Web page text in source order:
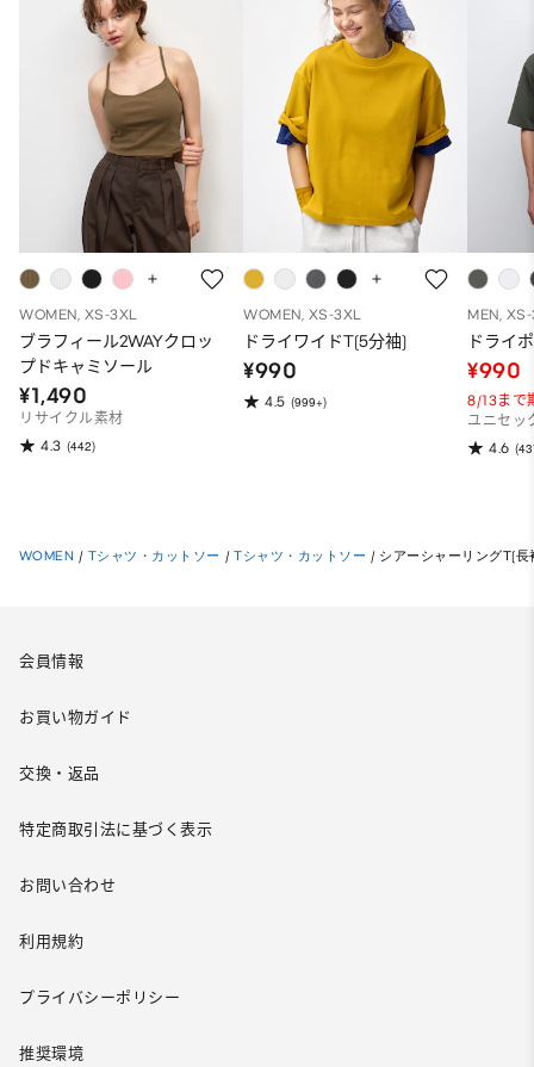
WOMEN, XS-3XL
ブラフィール2WAYクロッ
プドキャミソール
¥1,490
リサイクル素材
4.3 (442)
WOMEN, XS-3XL
ドライワイドT(5分袖)
¥990
4.5 (999+)
MEN,
ドライ
¥990
8/13まで
ユニセッ
4.6
WOMEN / Tシャツ・カットソー / Tシャツ・カットソー / シアーシャーリングT(長
会員情報
お買い物ガイド
交換・返品
特定商取引法に基づく表示
お問い合わせ
利用規約
プライバシーポリシー
推奨環境